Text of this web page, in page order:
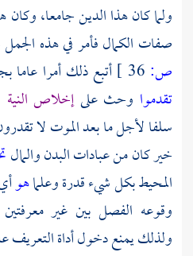
ولما كان هذا الدين جامعا، وكان
صفات الكمال فأمر في هذه الجمل
ص:
أتبع ذلك أمرا عاما
تقدموا وحث علىإخلاص النية
سلفا لأجل ما بعد الموت لا
خير كان من عبادات البدن والمال
المحيط بكل شيء قدرة وعلماهو
وقوعه الفصل بين غير
ولذلك يمنع دخول أداة التعريف